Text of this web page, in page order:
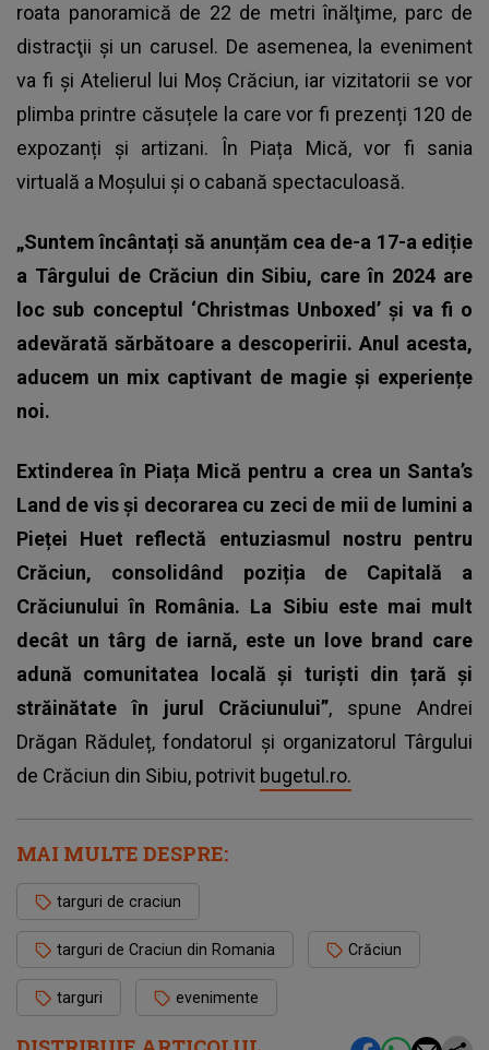
roata panoramică de 22 de metri înălţime, parc de
distracţii şi un carusel. De asemenea, la eveniment
va fi și Atelierul lui Moș Crăciun, iar vizitatorii se vor
plimba printre căsuțele la care vor fi prezenți 120 de
expozanți și artizani. În Piața Mică, vor fi sania
virtuală a Moșului și o cabană spectaculoasă.
„Suntem încântați să anunțăm cea de-a 17-a ediție
a Târgului de Crăciun din Sibiu, care în 2024 are
loc sub conceptul ‘Christmas Unboxed’ și va fi o
adevărată sărbătoare a descoperirii. Anul acesta,
aducem un mix captivant de magie și experiențe
noi.
Extinderea în Piața Mică pentru a crea un Santa’s
Land de vis și decorarea cu zeci de mii de lumini a
Pieței Huet reflectă entuziasmul nostru pentru
Crăciun, consolidând poziția de Capitală a
Crăciunului în România. La Sibiu este mai mult
decât un târg de iarnă, este un love brand care
adună comunitatea locală și turiști din țară și
străinătate în jurul Crăciunului”, spune Andrei
Drăgan Răduleț, fondatorul și organizatorul Târgului
de Crăciun din Sibiu, potrivit bugetul.ro.
MAI MULTE DESPRE:
targuri de craciun
targuri de Craciun din Romania Crăciun
targuri evenimente